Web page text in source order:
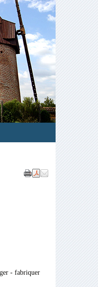
- fabriquer